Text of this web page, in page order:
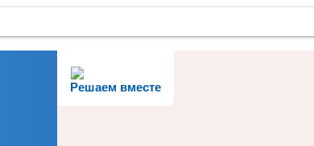
Решаем вместе